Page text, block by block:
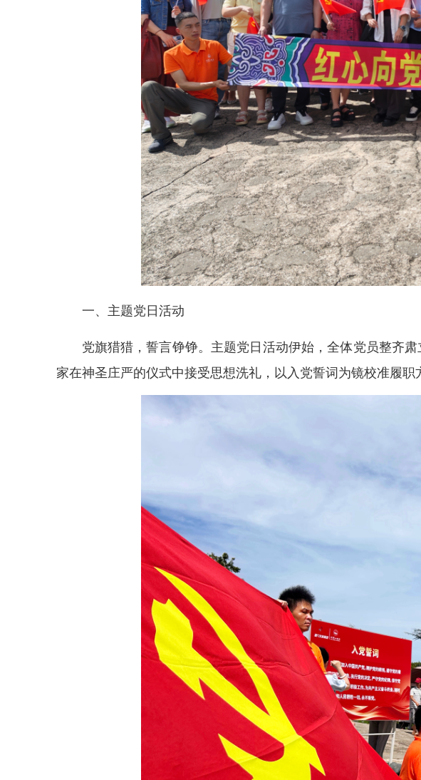
一、主题党日活动
党旗猎猎，誓言铮铮。主题党日活动伊始，全体党员整齐
家在神圣庄严的仪式中接受思想洗礼，以入党誓词为镜校准履职